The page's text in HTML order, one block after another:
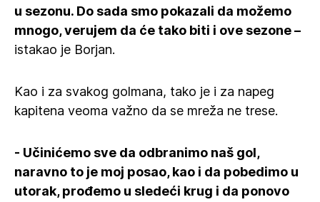
u sezonu. Do sada smo pokazali da možemo
mnogo, verujem da će tako biti i ove sezone –
istakao je Borjan.
Kao i za svakog golmana, tako je i za napeg
kapitena veoma važno da se mreža ne trese.
- Učinićemo sve da odbranimo naš gol,
naravno to je moj posao, kao i da pobedimo u
utorak, prođemo u sledeći krug i da ponovo